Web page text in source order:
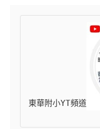
東華附小YT頻道